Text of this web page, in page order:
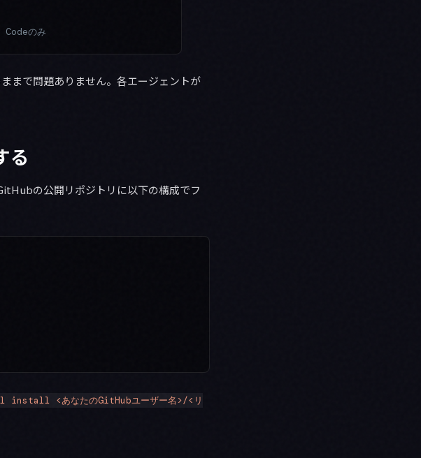
のみ
まで問題ありません。各エージェントが
る
の公開リポジトリに以下の構成でフ
<あなたのGitHubユーザー名>/<リ